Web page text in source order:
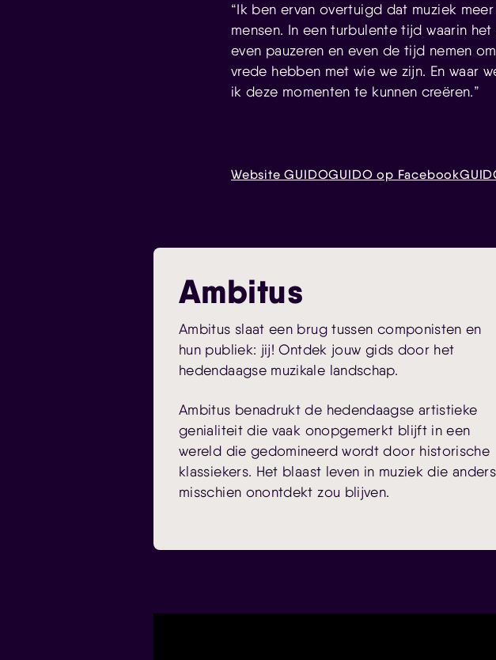
“Ik ben ervan overtuigd dat muziek
mensen. In een turbulente tijd waarin
even pauzeren en even de tijd nemen
vrede hebben met wie we zijn. En waar
ik deze momenten te kunnen creëren.”
Website GUIDOGUIDO op Facebook
Ambitus
Ambitus slaat een brug tussen componisten en
hun publiek: jij! Ontdek jouw gids door het
hedendaagse muzikale landschap.
Ambitus benadrukt de hedendaagse artistieke
genialiteit die vaak onopgemerkt blijft in een
wereld die gedomineerd wordt door historische
klassiekers. Het blaast leven in muziek die anders
misschien onontdekt zou blijven.